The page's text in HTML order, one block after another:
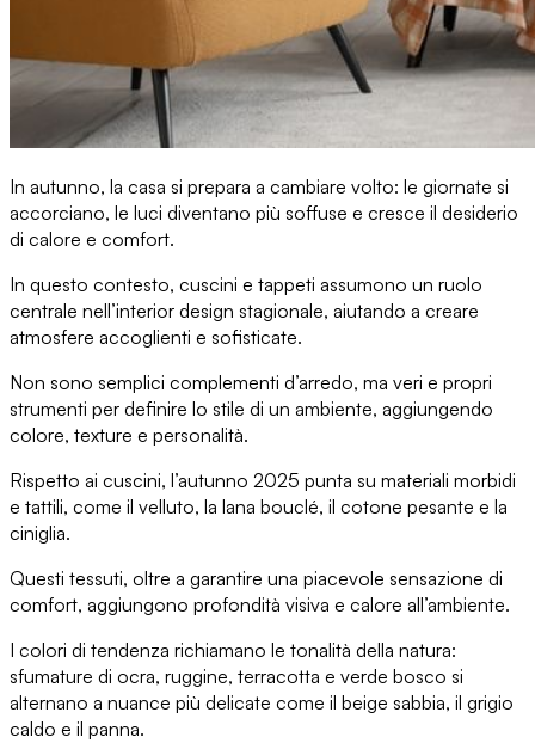
In autunno, la casa si prepara a cambiare volto: le giornate si
accorciano, le luci diventano più soffuse e cresce il desiderio
di calore e comfort.
In questo contesto, cuscini e tappeti assumono un ruolo
centrale nell’interior design stagionale, aiutando a creare
atmosfere accoglienti e sofisticate.
Non sono semplici complementi d’arredo, ma veri e propri
strumenti per definire lo stile di un ambiente, aggiungendo
colore, texture e personalità.
Rispetto ai cuscini, l’autunno 2025 punta su materiali morbidi
e tattili, come il velluto, la lana bouclé, il cotone pesante e la
ciniglia.
Questi tessuti, oltre a garantire una piacevole sensazione di
comfort, aggiungono profondità visiva e calore all’ambiente.
I colori di tendenza richiamano le tonalità della natura:
sfumature di ocra, ruggine, terracotta e verde bosco si
alternano a nuance più delicate come il beige sabbia, il grigio
caldo e il panna.